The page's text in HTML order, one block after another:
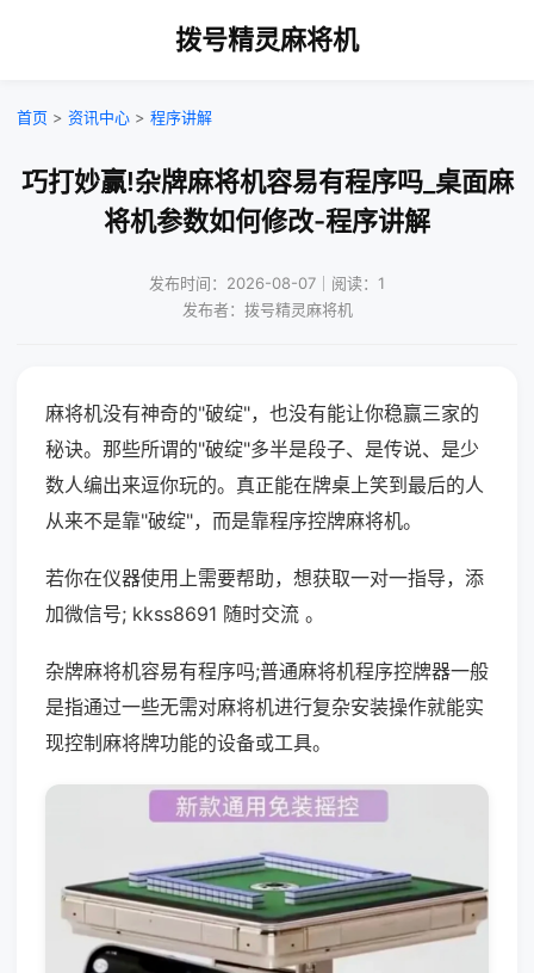
拨号精灵麻将机
首页 > 资讯中心 > 程序讲解
巧打妙赢!杂牌麻将机容易有程序吗_桌面麻
将机参数如何修改-程序讲解
发布时间：2026-08-07｜阅读：1
发布者：拨号精灵麻将机
麻将机没有神奇的"破绽"，也没有能让你稳赢三家的
秘诀。那些所谓的"破绽"多半是段子、是传说、是少
数人编出来逗你玩的。真正能在牌桌上笑到最后的人
从来不是靠"破绽"，而是靠程序控牌麻将机。
若你在仪器使用上需要帮助，想获取一对一指导，添
加微信号; kkss8691 随时交流 。
杂牌麻将机容易有程序吗;普通麻将机程序控牌器一般
是指通过一些无需对麻将机进行复杂安装操作就能实
现控制麻将牌功能的设备或工具。